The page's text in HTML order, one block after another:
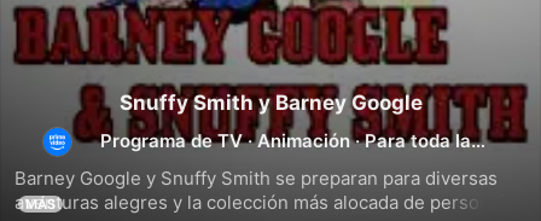
Snuffy Smith y Barney Google
Programa de TV ·Animación ·Para toda la
Barney Google y Snuffy Smith se preparan para diversas
aventuras alegres y la colección más alocada de personajes
MÁS